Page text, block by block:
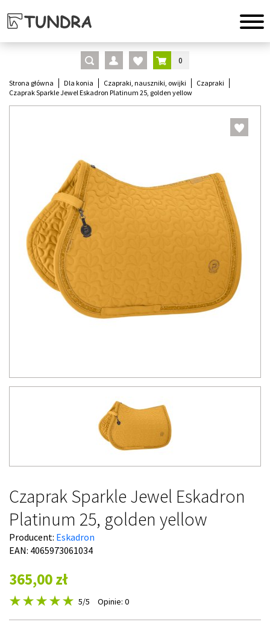
0
Strona główna Dla konia Czapraki, nauszniki, owijki
Czapraki
Czaprak Sparkle Jewel Eskadron Platinum 25, golden yellow
Czaprak Sparkle Jewel Eskadron
Platinum 25, golden yellow
Producent: Eskadron
EAN: 4065973061034
365,00 zł
5/5 Opinie: 0